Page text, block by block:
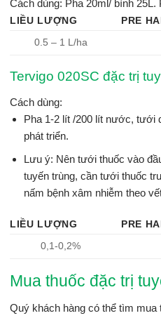
Cách dùng: Pha 20ml/ bình
LIỀU LƯỢNG PRE
0.5 – 1 L/ha
Tervigo 020SC đặc trị
Cách dùng:
Pha 1-2 lít /200 lít nước, tưới
phát triển.
Lưu ý: Nên tưới thuốc vào
tuyến trùng, cần tưới thuốc
nấm bệnh xâm nhiễm theo
LIỀU LƯỢNG PRE
0,1-0,2%
Mua thuốc đặc trị
Quý khách hàng có thể tìm mua